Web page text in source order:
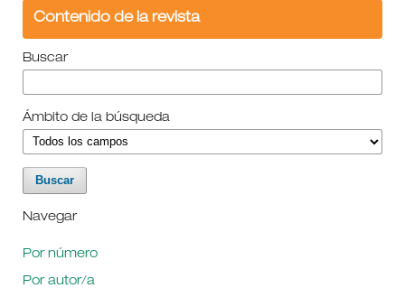
Contenido de la revista
Buscar
Ámbito de la búsqueda
Navegar
Por número
Por autor/a